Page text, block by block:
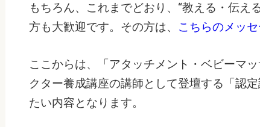
もちろん、これまでどおり、“教える・伝え
方も大歓迎です。その方は、 こちらのメッ
ここからは、「アタッチメント・ベビーマ
クター養成講座の講師として登壇する「認
たい内容となります。